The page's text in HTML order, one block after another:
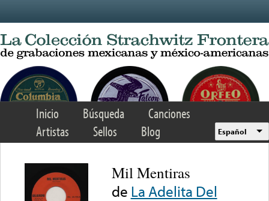
Inicio Búsqueda
Canciones
Artistas
Sellos Blog Español
Mil Mentiras
de La Adelita Del